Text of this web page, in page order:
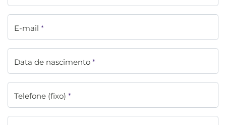
E-mail *
Data de nascimento *
Telefone (fixo) *